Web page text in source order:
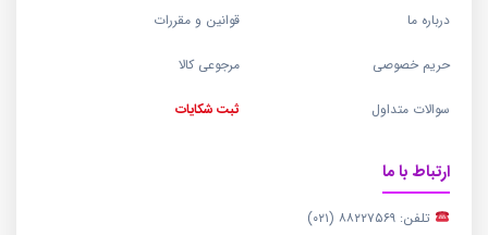
درباره ما قوانین و مقررات
حریم خصوصی مرجوعی کالا
سوالات متداول ثبت شکایات
ارتباط با ما
تلفن: ۸۸۲۲۷۵۶۹ (۰۲۱)